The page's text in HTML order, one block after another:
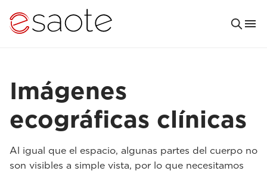
Imágenes
ecográficas clínicas
Al igual que el espacio, algunas partes del cuerpo no
son visibles a simple vista, por lo que necesitamos